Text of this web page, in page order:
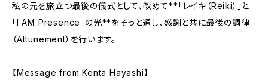
私の元を旅立つ最後の儀式として、改めて**「レイキ（Reiki）」と
「I AM Presence」の光**をそっと通し、感謝と共に最後の調律
（Attunement）を行います。
【Message from Kenta Hayashi】